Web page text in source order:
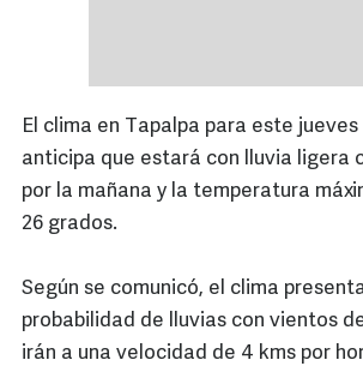
El clima en Tapalpa para este jueves
anticipa que estará con lluvia ligera
por la mañana y la temperatura
26 grados.
Según se comunicó, el clima
probabilidad de lluvias con vientos
irán a una velocidad de 4 kms por